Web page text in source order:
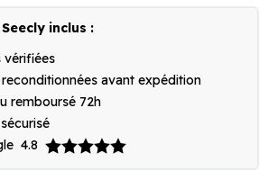
inclus :
vérifiées
avant expédition
remboursé 72h
4.8